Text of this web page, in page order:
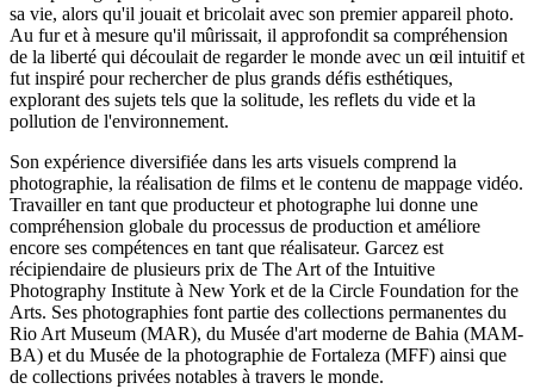
sa vie, alors qu'il jouait et bricolait avec son premier appareil photo.
Au fur et à mesure qu'il mûrissait, il approfondit sa compréhension
de la liberté qui découlait de regarder le monde avec un œil intuitif et
fut inspiré pour rechercher de plus grands défis esthétiques,
explorant des sujets tels que la solitude, les reflets du vide et la
pollution de l'environnement.
Son expérience diversifiée dans les arts visuels comprend la
photographie, la réalisation de films et le contenu de mappage vidéo.
Travailler en tant que producteur et photographe lui donne une
compréhension globale du processus de production et améliore
encore ses compétences en tant que réalisateur. Garcez est
récipiendaire de plusieurs prix de The Art of the Intuitive
Photography Institute à New York et de la Circle Foundation for the
Arts. Ses photographies font partie des collections permanentes du
Rio Art Museum (MAR), du Musée d'art moderne de Bahia (MAM-
BA) et du Musée de la photographie de Fortaleza (MFF) ainsi que
de collections privées notables à travers le monde.